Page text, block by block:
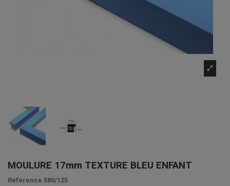
MOULURE 17mm TEXTURE BLEU ENFANT
Référence 580/125